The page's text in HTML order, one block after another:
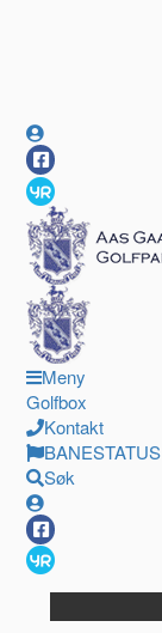
Meny
Golfbox
Kontakt
BANESTATUS
Søk